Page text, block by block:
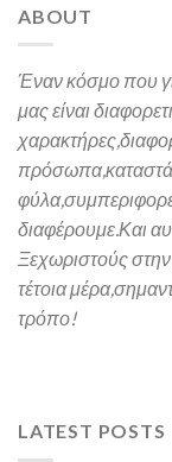
ABOUT
Έναν κόσμο που
μας είναι
χαρακτήρες,
διαφέρουμε.Και α
Ξεχωριστούς στην
τέτοια
τρόπο!
LATEST POSTS